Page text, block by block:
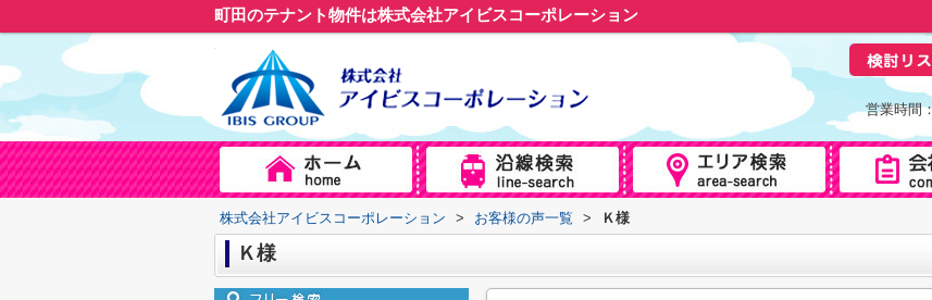
町田のテナント物件は株式会社アイビスコーポレーション
営業時間
株式会社アイビスコーポレーション > お客様の声一覧 > Ｋ様
Ｋ様